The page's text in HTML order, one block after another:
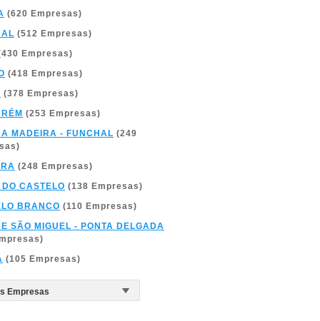
(620 Empresas)
(512 Empresas)
Empresas)
(418 Empresas)
(378 Empresas)
(253 Empresas)
MADEIRA - FUNCHAL (249
(248 Empresas)
CASTELO (138 Empresas)
BRANCO (110 Empresas)
SÃO MIGUEL - PONTA DELGADA
(105 Empresas)